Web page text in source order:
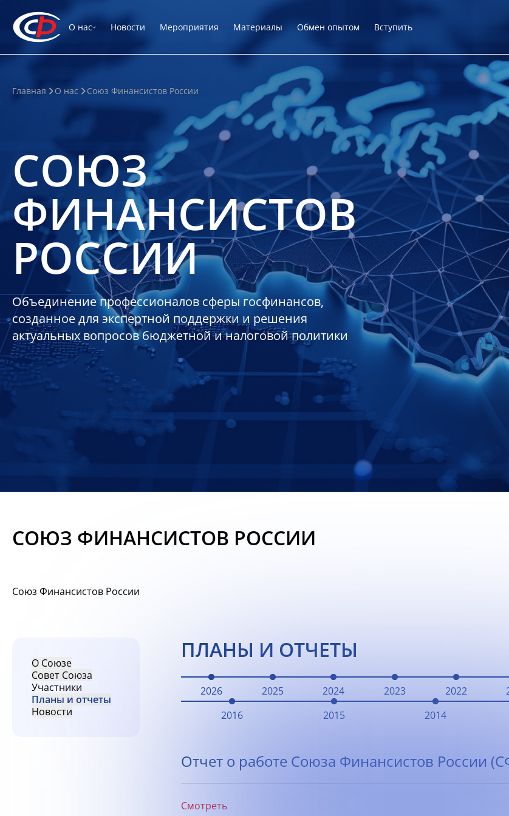
О нас Новости Мероприятия Материалы Обмен опытом Вступить
Главная О нас Союз Финансистов России
СОЮЗ
ФИНАНСИСТОВ
РОССИИ
Объединение профессионалов сферы госфинансов,
созданное для экспертной поддержки и решения
актуальных вопросов бюджетной и налоговой политики
СОЮЗ ФИНАНСИСТОВ РОССИИ
Союз Финансистов России
О Союзе
Совет Союза
Участники
Планы и отчеты
Новости
ПЛАНЫ И ОТЧЕТЫ
2026 2025 2024 2023 2022
2016
2015 2014
Отчет о работе Союза Финансистов России
Смотреть